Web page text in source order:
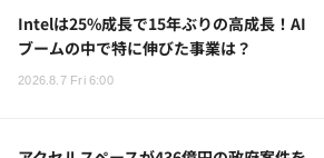
Intelは25%成長で15年ぶりの高成長！AI
ブームの中で特に伸びた事業は？
2026.8.7 Fri 6:00